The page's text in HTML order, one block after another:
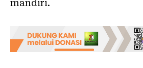
mandiri.